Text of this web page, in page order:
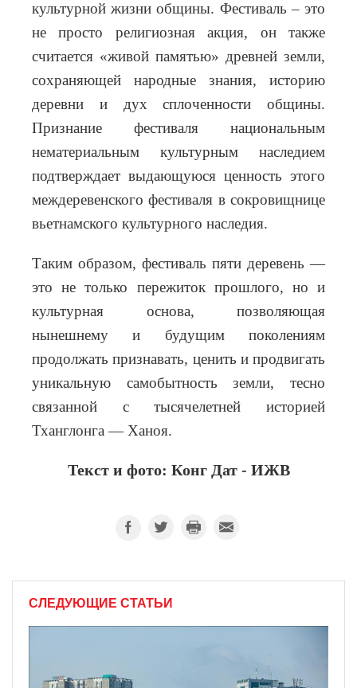
культурной жизни общины. Фестиваль – это
не просто религиозная акция, он также
считается «живой памятью» древней земли,
сохраняющей народные знания, историю
деревни и дух сплоченности общины.
Признание фестиваля национальным
нематериальным культурным наследием
подтверждает выдающуюся ценность этого
междеревенского фестиваля в сокровищнице
вьетнамского культурного наследия.
Таким образом, фестиваль пяти деревень —
это не только пережиток прошлого, но и
культурная основа, позволяющая
нынешнему и будущим поколениям
продолжать признавать, ценить и продвигать
уникальную самобытность земли, тесно
связанной с тысячелетней историей
Тханглонга — Ханоя.
Текст и фото: Конг Дат - ИЖВ
СЛЕДУЮЩИЕ СТАТЬИ